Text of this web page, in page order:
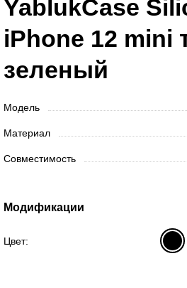
YablukCase
iPhone 12 mini
зеленый
Модель
Материал
Совместимость
Модификации
Цвет: